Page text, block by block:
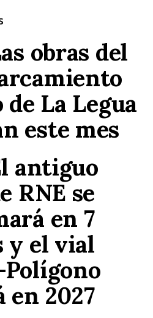
obras del
La Legua
este mes
antiguo
RNE se
en 7
y el vial
en 2027